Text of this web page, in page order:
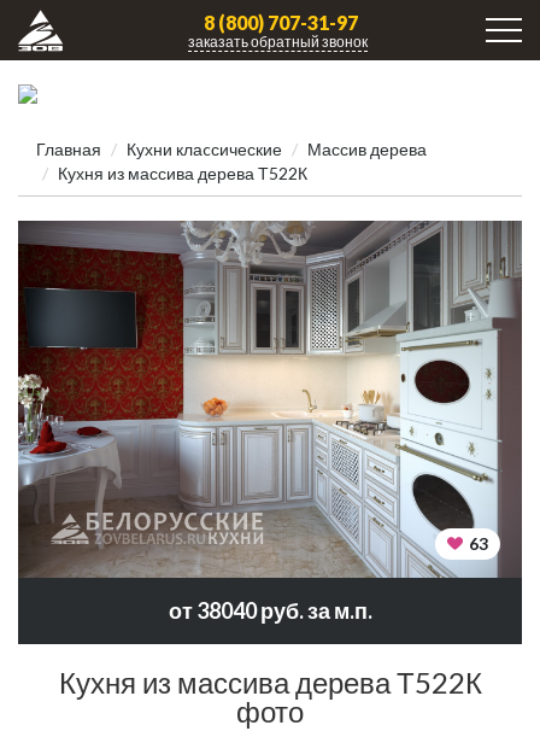
8 (800) 707-31-97
заказать обратный звонок
Главная Кухни клаcсические
Массив дерева
Кухня из массива дерева Т522К
63
от 38040 руб. за м.п.
Кухня из массива дерева Т522К
фото